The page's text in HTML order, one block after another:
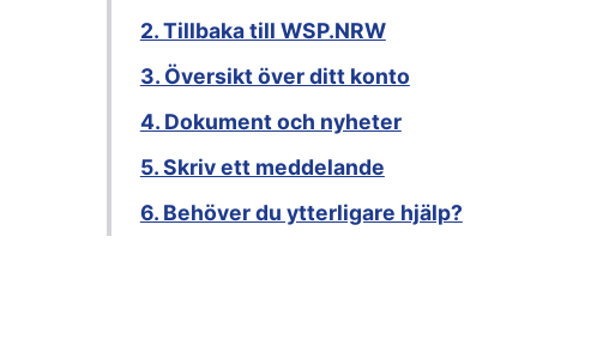
2. Tillbaka till WSP.NRW
3. Översikt över ditt konto
4. Dokument och nyheter
5. Skriv ett meddelande
6. Behöver du ytterligare hjälp?